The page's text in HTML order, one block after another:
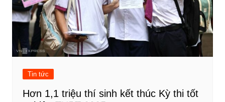
Tin tức
Hơn 1,1 triệu thí sinh kết thúc Kỳ thi tốt